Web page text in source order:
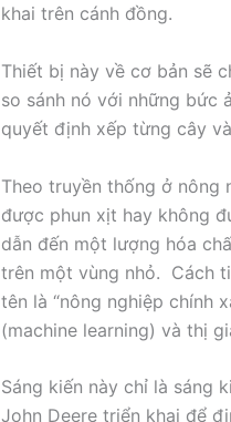
khai trên cánh đồng.
Thiết bị này về cơ bản sẽ
so sánh nó với những bức
quyết định xếp từng cây
Theo truyền thống ở nông
được phun xịt hay không
dẫn đến một lượng hóa
trên một vùng nhỏ. Cách
tên là “nông nghiệp chính
(machine learning) và thị
Sáng kiến này chỉ là sáng
John Deere triển khai để